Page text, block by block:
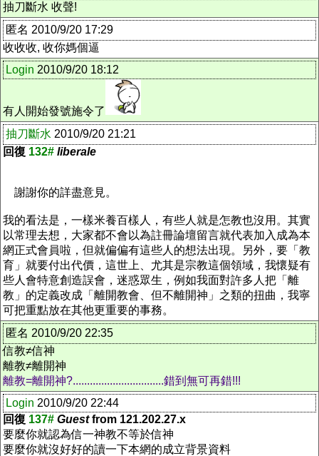
抽刀斷水 收聲!
匿名 2010/9/20 17:29
收收收, 收你媽個逼
Login 2010/9/20 18:12
有人開始發號施令了
抽刀斷水 2010/9/20 21:21
回復 132# liberale
謝謝你的詳盡意見。
我的看法是，一樣米養百樣人，有些人就是怎教也沒用。其實
以常理去想，大家都不會以為註冊論壇留言就代表加入成為本
網正式會員啦，但就偏偏有這些人的想法出現。另外，要「教
育」就要付出代價，這世上、尤其是宗教這個領域，我懷疑有
些人會特意創造誤會，迷惑眾生，例如我面對許多人把「離
教」的定義改成「離開教會、但不離開神」之類的扭曲，我寧
可把重點放在其他更重要的事務。
匿名 2010/9/20 22:35
信教≠信神
離教≠離開神
離教=離開神?................................錯到無可再錯!!!
Login 2010/9/20 22:44
回復 137# Guestfrom 121.202.27.x
要麼你就認為信一神教不等於信神
要麼你就沒好好的讀一下本網的成立背景資料